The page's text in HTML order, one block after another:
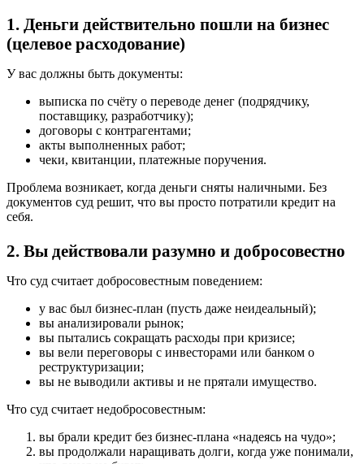
1. Деньги действительно пошли на бизнес
(целевое расходование)
У вас должны быть документы:
выписка по счёту о переводе денег (подрядчику,
поставщику, разработчику);
договоры с контрагентами;
акты выполненных работ;
чеки, квитанции, платежные поручения.
Проблема возникает, когда деньги сняты наличными. Без
документов суд решит, что вы просто потратили кредит на
себя.
2. Вы действовали разумно и добросовестно
Что суд считает добросовестным поведением:
у вас был бизнес-план (пусть даже неидеальный);
вы анализировали рынок;
вы пытались сокращать расходы при кризисе;
вы вели переговоры с инвесторами или банком о
реструктуризации;
вы не выводили активы и не прятали имущество.
Что суд считает недобросовестным:
вы брали кредит без бизнес-плана «надеясь на чудо»;
вы продолжали наращивать долги, когда уже понимали,